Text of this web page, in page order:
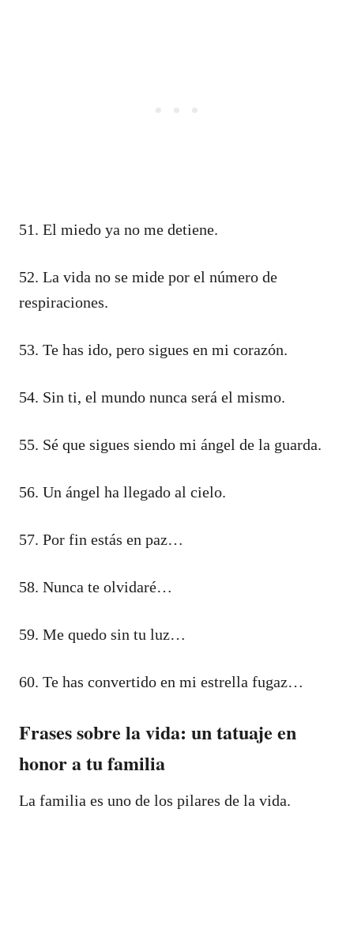
51. El miedo ya no me detiene.
52. La vida no se mide por el número de
respiraciones.
53. Te has ido, pero sigues en mi corazón.
54. Sin ti, el mundo nunca será el mismo.
55. Sé que sigues siendo mi ángel de la guarda.
56. Un ángel ha llegado al cielo.
57. Por fin estás en paz…
58. Nunca te olvidaré…
59. Me quedo sin tu luz…
60. Te has convertido en mi estrella fugaz…
Frases sobre la vida: un tatuaje en
honor a tu familia
La familia es uno de los pilares de la vida.